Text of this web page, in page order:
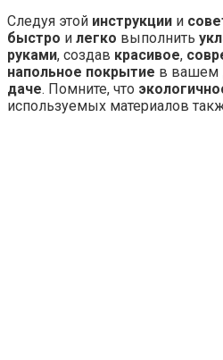
Следуя этой инструкции и
быстро и легко выполнить
руками, создав красивое,
напольное покрытие в вашем
даче. Помните, что
используемых материалов